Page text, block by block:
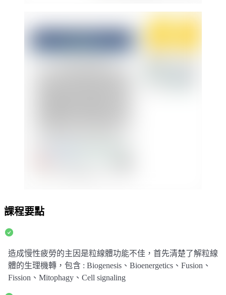
課程要點
造成慢性疲勞的主因是粒線體功能不佳，首先清楚了解粒線
體的生理機轉，包含 : Biogenesis、Bioenergetics、Fusion、
Fission、Mitophagy、Cell signaling